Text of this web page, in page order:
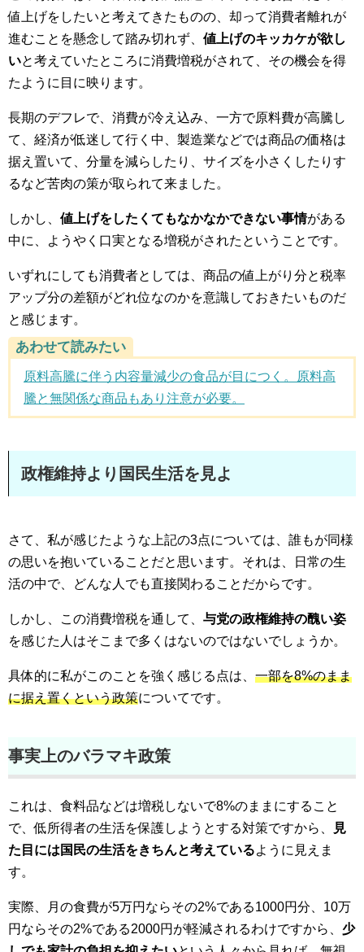
値上げをしたいと考えてきたものの、却って消費者離れが
進むことを懸念して踏み切れず、 値上げのキッカケが欲し
いと考えていたところに消費増税がされて、その機会を得
たように目に映ります。
長期のデフレで、消費が冷え込み、一方で原料費が高騰し
て、経済が低迷して行く中、製造業などでは商品の価格は
据え置いて、分量を減らしたり、サイズを小さくしたりす
るなど苦肉の策が取られて来ました。
しかし、 値上げをしたくてもなかなかできない事情がある
中に、ようやく口実となる増税がされたということです。
いずれにしても消費者としては、商品の値上がり分と税率
アップ分の差額がどれ位なのかを意識しておきたいものだ
と感じます。
あわせて読みたい
原料高騰に伴う内容量減少の食品が目につく。原料高
騰と無関係な商品もあり注意が必要。
政権維持より国民生活を見よ
さて、私が感じたような上記の3点については、誰もが同様
の思いを抱いていることだと思います。それは、日常の生
活の中で、どんな人でも直接関わることだからです。
しかし、この消費増税を通して、 与党の政権維持の醜い姿
を感じた人はそこまで多くはないのではないでしょうか。
具体的に私がこのことを強く感じる点は、 一部を8%のまま
に据え置くという政策についてです。
事実上のバラマキ政策
これは、食料品などは増税しないで8%のままにすること
で、低所得者の生活を保護しようとする対策ですから、
見
た目には国民の生活をきちんと考えているように見えま
す。
実際、月の食費が5万円ならその2%である1000円分、10万
円ならその2%である2000円が軽減されるわけですから、 少